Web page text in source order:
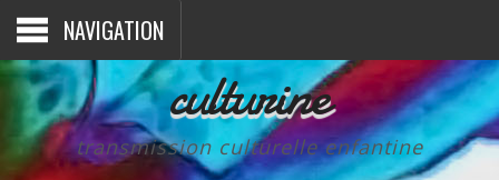
NAVIGATION
culturine
transmission culturelle enfantine